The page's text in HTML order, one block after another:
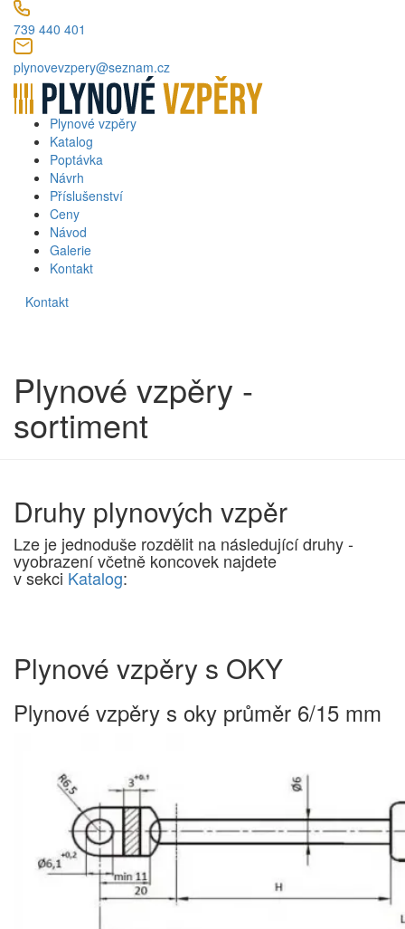
739 440 401
plynovevzpery@seznam.cz
Plynové vzpěry
Katalog
Poptávka
Návrh
Příslušenství
Ceny
Návod
Galerie
Kontakt
Kontakt
Plynové vzpěry -
sortiment
Druhy plynových vzpěr
Lze je jednoduše rozdělit na následující druhy -
vyobrazení včetně koncovek najdete
v sekci Katalog:
Plynové vzpěry s OKY
Plynové vzpěry s oky průměr 6/15 mm